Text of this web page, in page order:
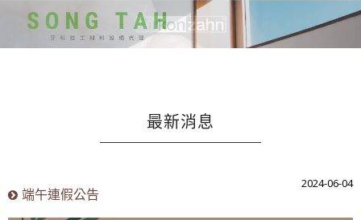
最新消息
2024-06-04
端午連假公告